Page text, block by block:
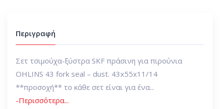
Περιγραφή
Σετ τσιμούχα-ξύστρα SKF πράσινη για πιρούνια
OHLINS 43 fork seal – dust. 43x55x11/14
**προσοχή** το κάθε σετ είναι για ένα...
-Περισσότερα...